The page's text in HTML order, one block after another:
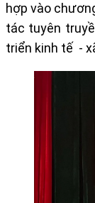
hợp vào
tác tuyên
triển kinh tế -